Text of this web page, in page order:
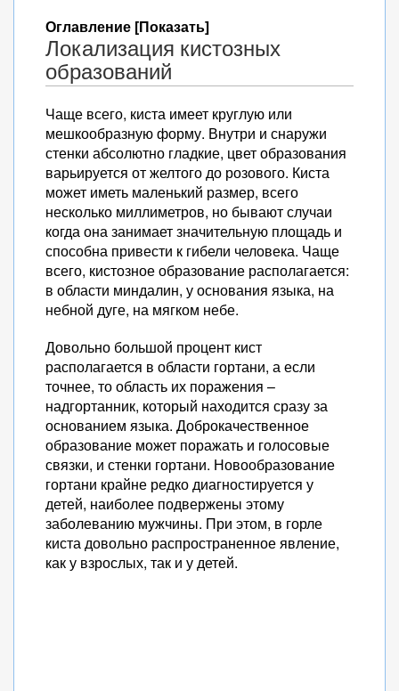
Оглавление [Показать]
Локализация кистозных
образований
Чаще всего, киста имеет круглую или
мешкообразную форму. Внутри и снаружи
стенки абсолютно гладкие, цвет образования
варьируется от желтого до розового. Киста
может иметь маленький размер, всего
несколько миллиметров, но бывают случаи
когда она занимает значительную площадь и
способна привести к гибели человека. Чаще
всего, кистозное образование располагается:
в области миндалин, у основания языка, на
небной дуге, на мягком небе.
Довольно большой процент кист
располагается в области гортани, а если
точнее, то область их поражения –
надгортанник, который находится сразу за
основанием языка. Доброкачественное
образование может поражать и голосовые
связки, и стенки гортани. Новообразование
гортани крайне редко диагностируется у
детей, наиболее подвержены этому
заболеванию мужчины. При этом, в горле
киста довольно распространенное явление,
как у взрослых, так и у детей.